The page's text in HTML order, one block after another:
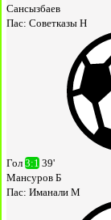
Сансызбаев
Пас: Советказы Н
Гол 3:1 39'
Мансуров Б
Пас: Иманали М